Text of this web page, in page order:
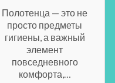
Полотенца — это не
просто предметы
гигиены, а важный
элемент
повседневного
комфорта,…